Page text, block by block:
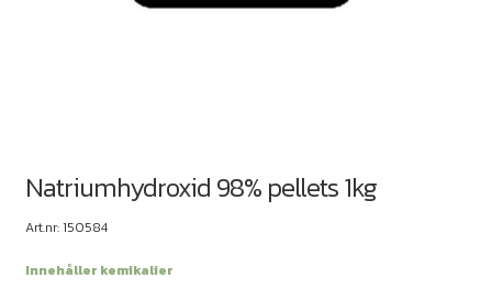
Natriumhydroxid 98% pellets 1kg
Art.nr: 150584
Innehåller kemikalier